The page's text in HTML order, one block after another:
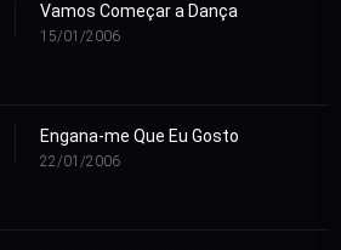
Vamos Começar a Dança
15/01/2006
Engana-me Que Eu Gosto
22/01/2006